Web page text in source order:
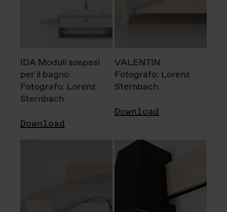
IDA Moduli sospesi
per il bagno
Fotografo: Lorenz
Sternbach
Download
VALENTIN
Fotografo: Lorenz
Sternbach
Download